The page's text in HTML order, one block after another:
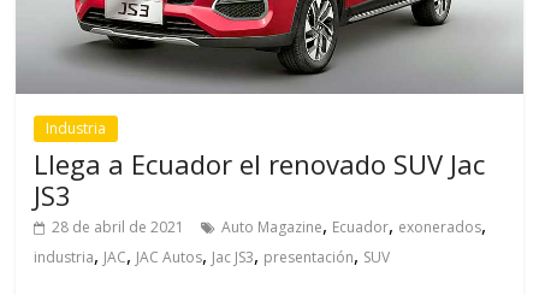
Industria
Llega a Ecuador el renovado SUV Jac
JS3
28 de abril de 2021 Auto Magazine, Ecuador, exonerados,
industria, JAC, JAC Autos, Jac JS3, presentación, SUV